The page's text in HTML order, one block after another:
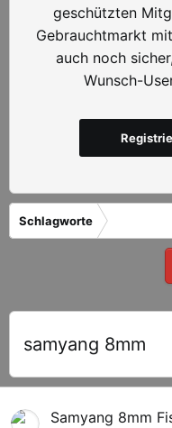
geschützten
Gebrauchtmarkt
auch noch
Wunsch-
Schlagworte
samyang 8mm
Samyang 8mm